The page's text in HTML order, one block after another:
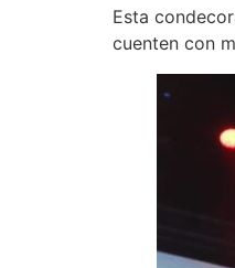
Esta
cuenten con